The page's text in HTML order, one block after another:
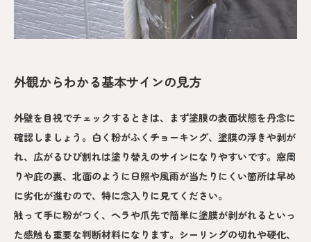
外観からわかる基本サインの見方
外壁を目視でチェックするときは、まず塗膜の表面状態を丹念に
確認しましょう。白く粉がふくチョーキング、塗膜の浮きや剥が
れ、広がるひび割れは塗り替えのサインになりやすいです。窓周
りや庇の裏、北面のように日照や風雨が当たりにくい箇所は早め
に劣化が進むので、特に念入りに見てください。
触って手に粉がつく、ヘラや爪先で簡単に塗膜が剥がれるといっ
た感触も重要な判断材料になります。シーリングの切れや硬化、